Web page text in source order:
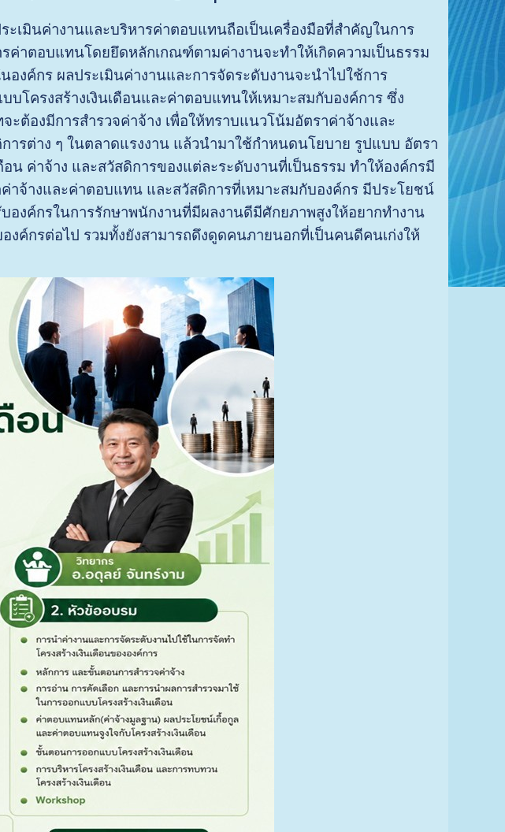
ะเมินค่างานและบริหารค่าตอบแทนถือเป็นเครื่องมือที่สำคัญในการ
ค่าตอบแทนโดยยึดหลักเกณฑ์ตามค่างานจะทำให้เกิดความเป็นธรรม
องค์กร ผลประเมินค่างานและการจัดระดับงานจะนำไปใช้การ
บโครงสร้างเงินเดือนและค่าตอบแทนให้เหมาะสมกับองค์การ ซึ่ง
ะต้องมีการสำรวจค่าจ้าง เพื่อให้ทราบแนวโน้มอัตราค่าจ้างและ
ารต่าง ๆ ในตลาดแรงงาน แล้วนำมาใช้กำหนดนโยบาย รูปแบบ อัตรา
อน ค่าจ้าง และสวัสดิการของแต่ละระดับงานที่เป็นธรรม ทำให้องค์กรมี
าจ้างและค่าตอบแทน และสวัสดิการที่เหมาะสมกับองค์กร มีประโยชน์
องค์กรในการรักษาพนักงานที่มีผลงานดีมีศักยภาพสูงให้อยากทำงาน
งค์กรต่อไป รวมทั้งยังสามารถดึงดูดคนภายนอกที่เป็นคนดีคนเก่งให้